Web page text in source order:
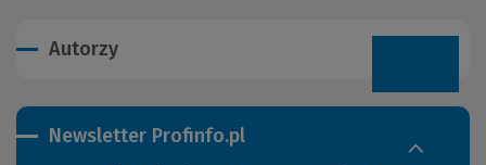
Autorzy
Newsletter Profinfo.pl